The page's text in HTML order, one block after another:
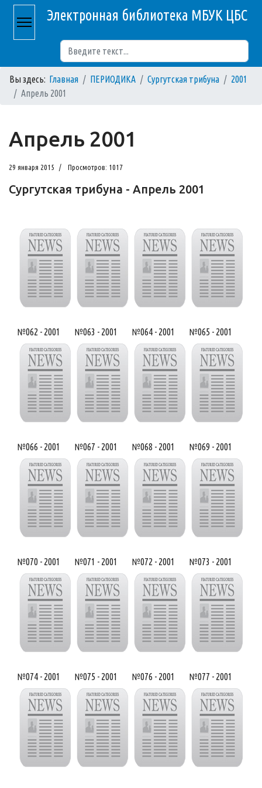
Электронная библиотека МБУК ЦБС
Вы здесь: Главная ПЕРИОДИКА Сургутская трибуна
2001
Апрель 2001
Апрель 2001
29 января 2015 Просмотров: 1017
Сургутская трибуна - Апрель 2001
№062 - 2001 №063 - 2001 №064 - 2001 №065 - 2001
№066 - 2001 №067 - 2001 №068 - 2001 №069 - 2001
№070 - 2001 №071 - 2001 №072 - 2001 №073 - 2001
№074 - 2001 №075 - 2001 №076 - 2001 №077 - 2001